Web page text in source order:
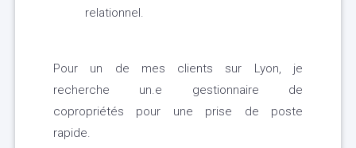
relationnel.
Pour un de mes clients sur Lyon, je
recherche un.e gestionnaire de
copropriétés pour une prise de poste
rapide.